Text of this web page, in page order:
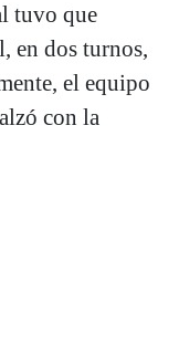
tuvo que
en dos turnos,
el equipo
con la